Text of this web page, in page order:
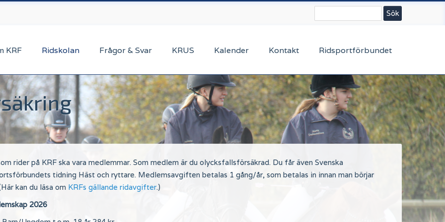
KRF Ridskolan Frågor & Svar KRUS Kalender Kontakt Ridsportförbundet
rider på KRF ska vara medlemmar. Som medlem är du olycksfallsförsäkrad. Du får även Svenska
tidning Häst och ryttare. Medlemsavgiften betalas 1 gång/år, som betalas in innan man börjar
kan du läsa om KRFs gällande ridavgifter.)
2026